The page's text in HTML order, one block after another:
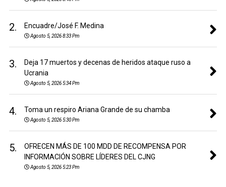
2. Encuadre/José F. Medina
Agosto 5, 2026 8:33 Pm
3.
Deja 17 muertos y decenas de heridos ataque ruso a
Ucrania
Agosto 5, 2026 5:34 Pm
4. Toma un respiro Ariana Grande de su chamba
Agosto 5, 2026 5:30 Pm
5.
OFRECEN MÁS DE 100 MDD DE RECOMPENSA POR
INFORMACIÓN SOBRE LÍDERES DEL CJNG
Agosto 5, 2026 5:23 Pm